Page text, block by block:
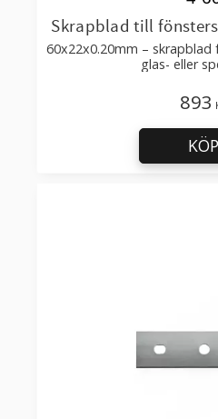
Skrapblad till
60x22x0.20mm –
glas- eller
893
KÖP